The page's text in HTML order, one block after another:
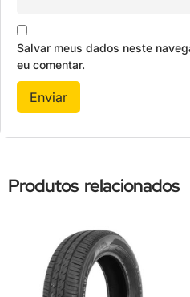
Salvar meus dados neste
eu comentar.
Produtos relacionados